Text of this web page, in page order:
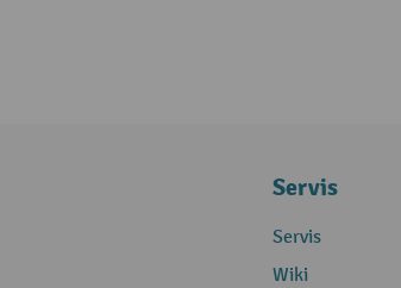
Servis
Servis
Wiki